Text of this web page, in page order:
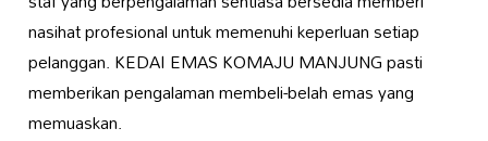
nasihat profesional untuk memenuhi keperluan setiap
pelanggan. KEDAI EMAS KOMAJU MANJUNG pasti
memberikan pengalaman membeli-belah emas yang
memuaskan.